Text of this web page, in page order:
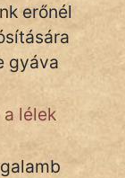
erőnél
gyáva
lélek